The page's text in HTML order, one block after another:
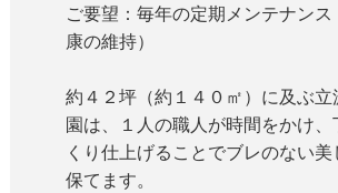
ご要望：毎年の定期メンテナン
康の維持）
約４２坪（約１４０㎡）に及ぶ立
園は、１人の職人が時間をかけ、
くり仕上げることでブレのない
保てます。